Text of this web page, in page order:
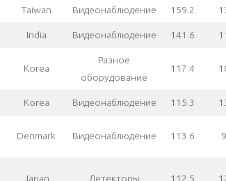
Taiwan Видеонаблюдение 159.2
India Видеонаблюдение 141.6
Korea
Разное
оборудование
117.4
Korea Видеонаблюдение 115.3
Denmark Видеонаблюдение 113.6
Japan Детекторы 112.5